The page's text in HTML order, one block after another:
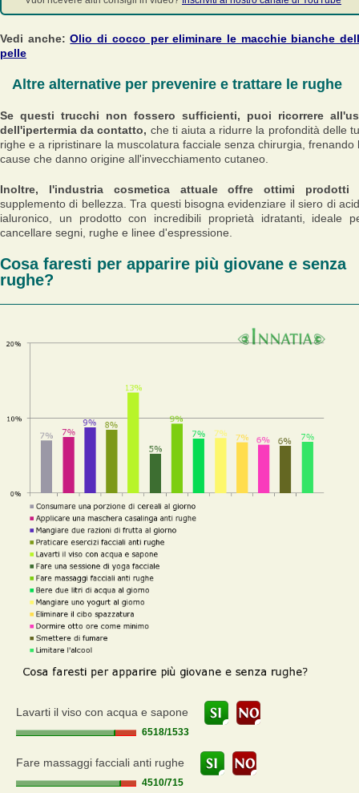
Vedi anche:Olio di cocco per eliminare le macchie bianche
pelle
Altre alternative per prevenire e trattare le rughe
Se questi trucchi non fossero sufficienti, puoi ricorrere
dell'ipertermia da contatto, che ti aiuta a ridurre la profondità delle
righe e a ripristinare la muscolatura facciale senza chirurgia, frenando
cause che danno origine all'invecchiamento cutaneo.
Inoltre, l'industria cosmetica attuale offre ottimi prodotti
supplemento di bellezza. Tra questi bisogna evidenziare il siero di
ialuronico, un prodotto con incredibili proprietà idratanti, ideale
cancellare segni, rughe e linee d'espressione.
Cosa faresti per apparire più giovane e senza
rughe?
Lavarti il viso con acqua e sapone
6518/1533
Fare massaggi facciali anti rughe
4510/715